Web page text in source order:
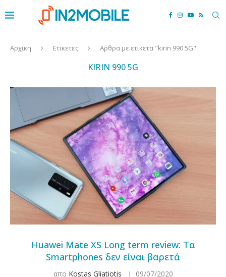
Αρχικη Ετικετες Αρθρα με ετικετα "kirin 990 5G"
KIRIN 990 5G
Huawei Mate XS Long term review: Τα
Smartphones δεν είναι βαρετά
απο Kostas Gliatiotis 09/07/2020